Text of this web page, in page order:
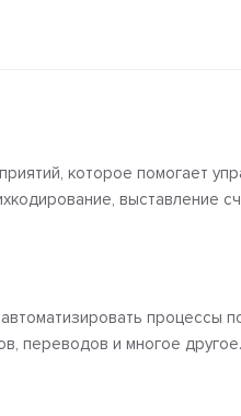
которое помогает
выставление
процессы
переводов и многое другое.